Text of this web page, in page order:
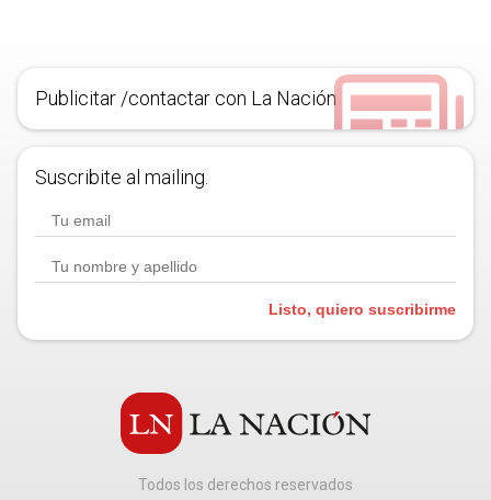
Publicitar /contactar con La Nación
Suscribite al mailing.
Listo, quiero suscribirme
Todos los derechos reservados